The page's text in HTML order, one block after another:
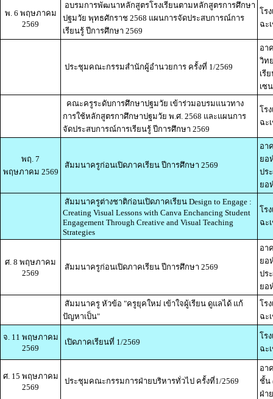
พ. 6 พฤษภาคม
2569
อบรมการพัฒนาหลักสูตรโรงเรียนตามหลักสูตรการศึกษา
ปฐมวัย พุทธศักราช 2568 แผนการจัดประสบการณ์การ
เรียนรู้ ปีการศึกษา 2569
โร
ฉะ
ประชุมคณะกรรมสำนักผู้อำนวยการ ครั้งที่ 1/2569
อา
วิท
เรี
เซ
คณะครูระดับการศึกษาปฐมวัย เข้าร่วมอบรมแนวทาง
การใช้หลักสูตรกาศึกษาปฐมวัย พ.ศ. 2568 และแผนการ
จัดประสบการณ์การเรียนรู้ ปีการศึกษา 2569
โร
ฉะ
พฤ. 7
พฤษภาคม 2569
สัมมนาครูก่อนเปิดภาคเรียน ปีการศึกษา 2569
อา
ยอ
ปร
ยอ
สัมมนาครูต่างชาติก่อนเปิดภาคเรียน Design to Engage :
Creating Visual Lessons with Canva Enchancing Student
Engagement Through Creative and Visual Teaching
Strategies
โร
ฉะ
ศ. 8 พฤษภาคม
2569
สัมมนาครูก่อนเปิดภาคเรียน ปีการศึกษา 2569
อา
ยอ
ปร
ยอ
สัมมนาครู หัวข้อ "ครูยุคใหม่ เข้าใจผู้เรียน ดูแลได้ แก้
ปัญหาเป็น"
โร
ฉะ
จ. 11 พฤษภาคม
2569
เปิดภาคเรียนที่ 1/2569
โร
ฉะ
ศ. 15 พฤษภาคม
2569
ประชุมคณะกรรมการฝ่ายบริหารทั่วไป ครั้งที่1/2569
อา
ชั้น
ฝ่า